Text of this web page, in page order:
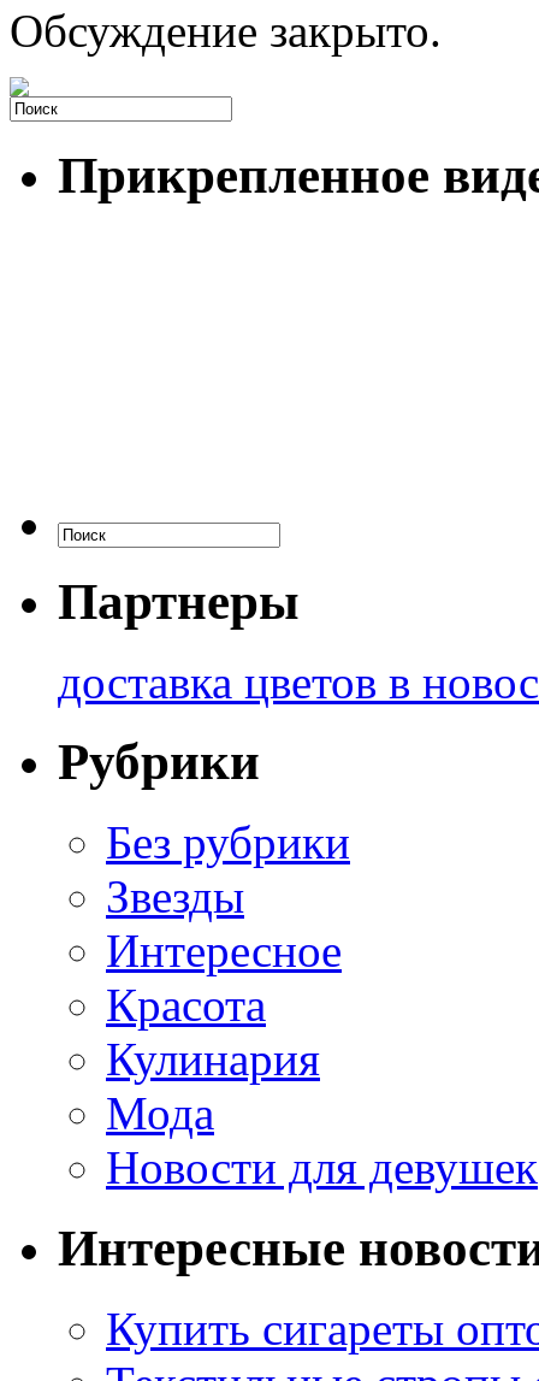
Обсуждение закрыто.
Прикрепленное
Партнеры
доставка цветов в
Рубрики
Без рубрики
Звезды
Интересное
Красота
Кулинария
Мода
Новости для девушек
Интересные
Купить сигареты